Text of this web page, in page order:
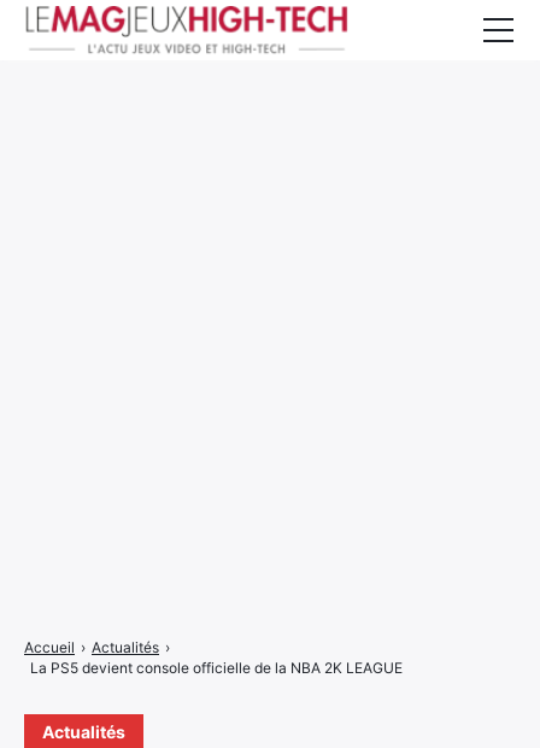
Actualités
Accueil › Actualités ›
La PS5 devient console officielle de la NBA 2K LEAGUE